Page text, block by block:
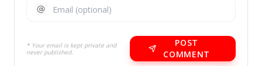
* Your email is kept private and
never published.
POST
COMMENT